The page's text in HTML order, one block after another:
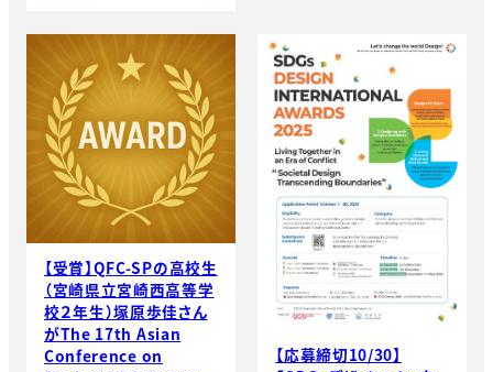
【受賞】QFC-SPの高校生
（宮崎県立宮崎西高等学
校２年生）塚原歩佳さん
がThe 17th Asian
Conference on
【応募締切10/30】